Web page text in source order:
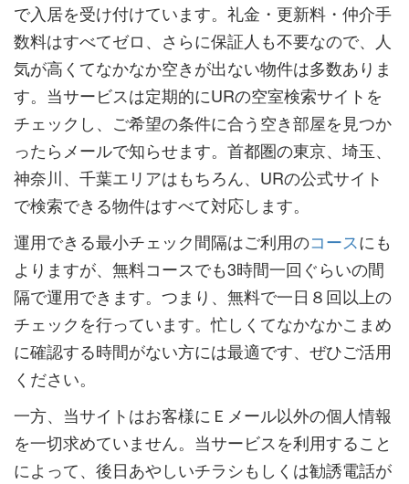
で入居を受け付けています。礼金・更新料・仲介手
数料はすべてゼロ、さらに保証人も不要なので、人
気が高くてなかなか空きが出ない物件は多数ありま
す。当サービスは定期的にURの空室検索サイトを
チェックし、ご希望の条件に合う空き部屋を見つか
ったらメールで知らせます。首都圏の東京、埼玉、
神奈川、千葉エリアはもちろん、URの公式サイト
で検索できる物件はすべて対応します。
運用できる最小チェック間隔はご利用のコースにも
よりますが、無料コースでも3時間一回ぐらいの間
隔で運用できます。つまり、無料で一日８回以上の
チェックを行っています。忙しくてなかなかこまめ
に確認する時間がない方には最適です、ぜひご活用
ください。
一方、当サイトはお客様にＥメール以外の個人情報
を一切求めていません。当サービスを利用すること
によって、後日あやしいチラシもしくは勧誘電話が